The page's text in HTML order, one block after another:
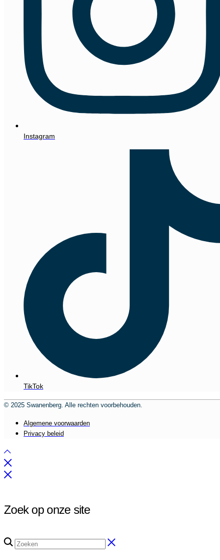
Instagram
TikTok
© 2025 Swanenberg. Alle rechten voorbehouden.
Algemene voorwaarden
Privacy beleid
Zoek op onze site